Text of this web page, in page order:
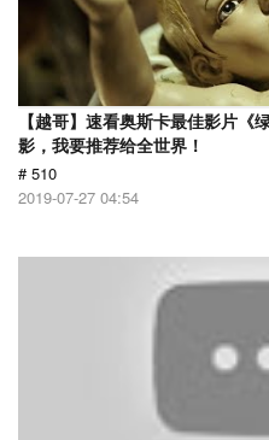
【越哥】速看奥斯卡最佳影片《
影，我要推荐给全世界！
# 510
2019-07-27 04:54